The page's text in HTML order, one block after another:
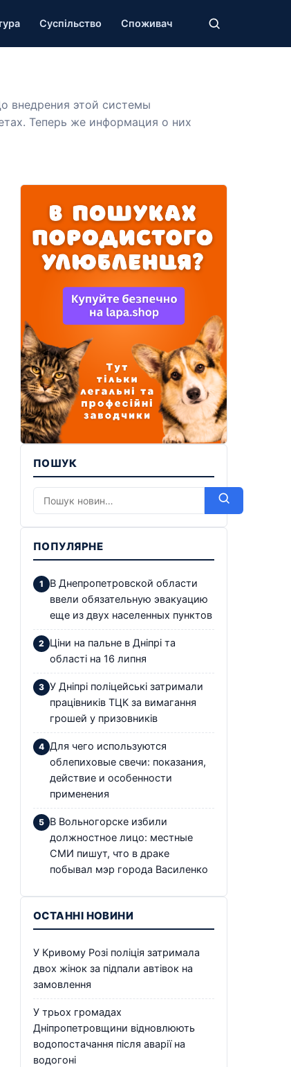
Суспільство Споживач
внедрения этой системы
Теперь же информация о них
ПОШУК
ПОПУЛЯРНЕ
В Днепропетровской области
ввели обязательную эвакуацию
еще из двух населенных пунктов
Ціни на пальне в Дніпрі та
області на 16 липня
У Дніпрі поліцейські затримали
працівників ТЦК за вимагання
грошей у призовників
Для чего используются
облепиховые свечи: показания,
действие и особенности
применения
В Вольногорске избили
должностное лицо: местные
СМИ пишут, что в драке
побывал мэр города Василенко
ОСТАННІ НОВИНИ
У Кривому Розі поліція затримала
двох жінок за підпали автівок на
замовлення
У трьох громадах
Дніпропетровщини відновлюють
водопостачання після аварії на
водогоні